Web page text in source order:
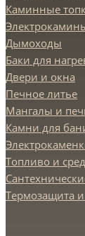
Каминные
Дымоходы
Баки для
Двери и окна
Печное литье
Мангалы и
Камни для
Топливо и
Термозащита